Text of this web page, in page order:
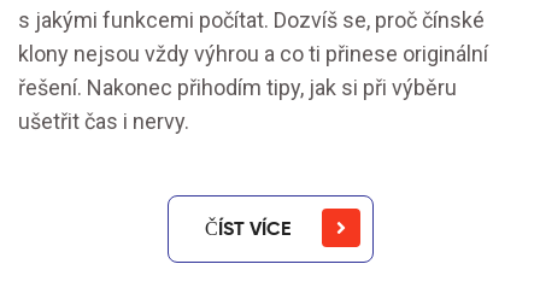
s jakými funkcemi počítat. Dozvíš se, proč čínské
klony nejsou vždy výhrou a co ti přinese originální
řešení. Nakonec přihodím tipy, jak si při výběru
ušetřit čas i nervy.
ČÍST VÍCE